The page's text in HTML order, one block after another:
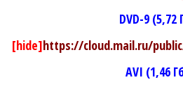
DVD-9 (5,72
[hide]https://cloud.mail.ru/
AVI (1,46